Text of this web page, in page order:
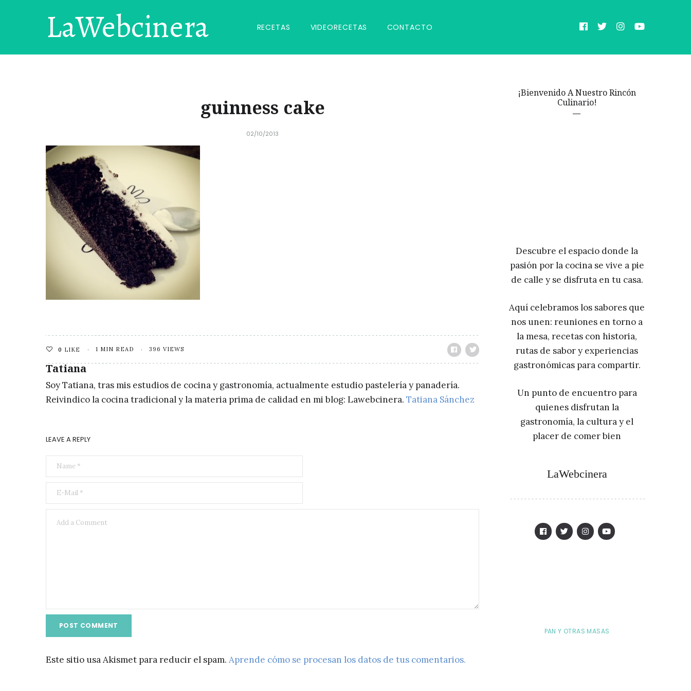
LaWebcinera RECETAS VIDEORECETAS CONTACTO
guinness cake
02/10/2013
0 LIKE 1 MIN READ 396 VIEWS
Tatiana
Soy Tatiana, tras mis estudios de cocina y gastronomía, actualmente estudio pastelería y panadería.
Reivindico la cocina tradicional y la materia prima de calidad en mi blog: Lawebcinera. Tatiana Sánchez
LEAVE A REPLY
Este sitio usa Akismet para reducir el spam. Aprende cómo se procesan los datos de tus comentarios.
¡Bienvenido A Nuestro Rincón
Culinario!
Descubre el espacio donde la
pasión por la cocina se vive a pie
de calle y se disfruta en tu casa.
Aquí celebramos los sabores que
nos unen: reuniones en torno a
la mesa, recetas con historia,
rutas de sabor y experiencias
gastronómicas para compartir.
Un punto de encuentro para
quienes disfrutan la
gastronomía, la cultura y el
placer de comer bien
LaWebcinera
PAN Y OTRAS MASAS